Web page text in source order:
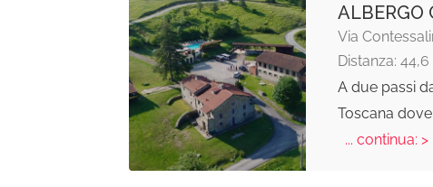
ALBERGO
Via
Distanza:
A due passi
Toscana
... continua: >